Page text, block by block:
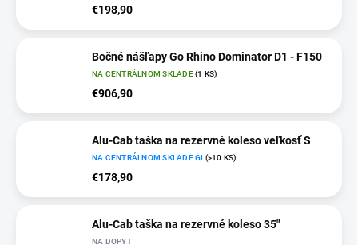
€198,90
Bočné nášľapy Go Rhino Dominator D1 - F150
NA CENTRÁLNOM SKLADE(1 KS)
€906,90
Alu-Cab taška na rezervné koleso veľkosť S
NA CENTRÁLNOM SKLADE GI (>10 KS)
€178,90
Alu-Cab taška na rezervné koleso 35"
NA DOPYT